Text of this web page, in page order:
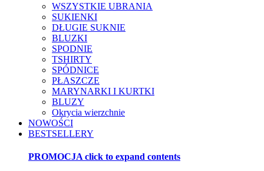
WSZYSTKIE UBRANIA
SUKIENKI
DŁUGIE SUKNIE
BLUZKI
SPODNIE
TSHIRTY
SPÓDNICE
PŁASZCZE
MARYNARKI I KURTKI
BLUZY
Okrycia wierzchnie
NOWOŚCI
BESTSELLERY
PROMOCJA click to expand contents